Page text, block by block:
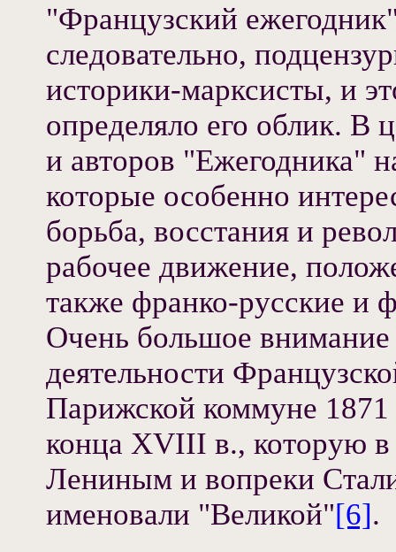
"Французский
следовательно,
историки-марксисты, и
определяло его облик. В
и авторов "Ежегодника"
которые особенно
борьба, восстания и
рабочее движение,
также франко-русские и
Очень большое
деятельности
Парижской коммуне
конца XVIII в., которую в
Лениным и вопреки
именовали "Великой"[6].